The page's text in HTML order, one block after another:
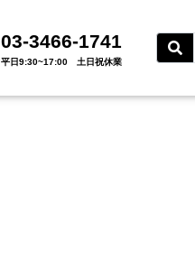
03-3466-1741
平⽇9:30~17:00 ⼟⽇祝休業